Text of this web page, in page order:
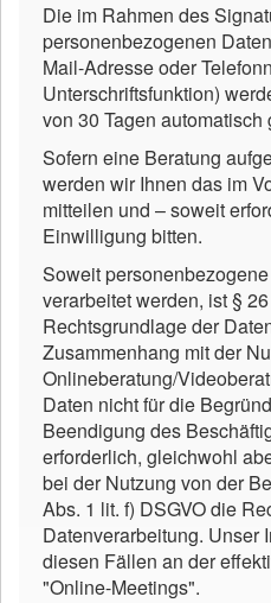
Die im Rahmen des
personenbezogenen
Mail-Adresse oder
Unterschriftsfunktion)
von 30 Tagen automatisch
Sofern eine Beratung
werden wir Ihnen das im
mitteilen und – soweit
Einwilligung bitten.
Soweit
verarbeitet werden, ist §
Rechtsgrundlage der
Zusammenhang mit der
Onlineberatung/
Daten nicht für die
Beendigung des
erforderlich, gleichwohl
bei der Nutzung von der
Abs. 1 lit. f) DSGVO die
Datenverarbeitung. Unser
diesen Fällen an der
"Online-Meetings".